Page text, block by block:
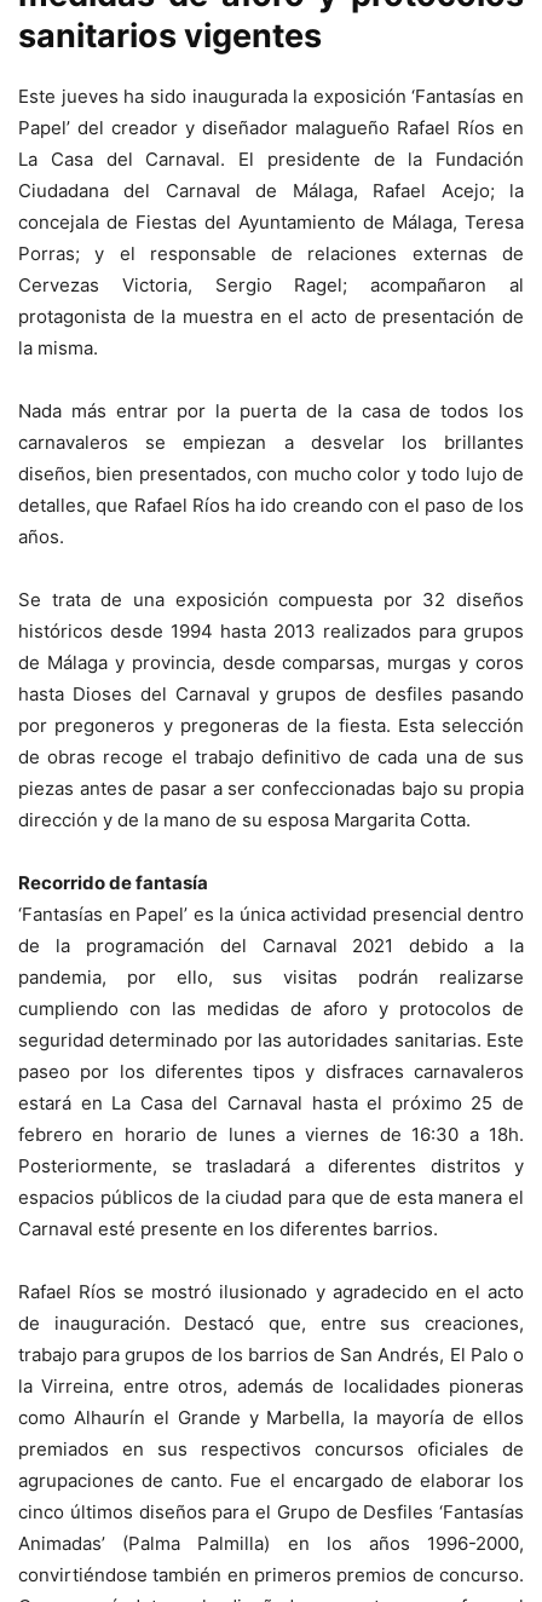
sanitarios vigentes
Este jueves ha sido inaugurada la exposición ‘Fantasías en
Papel’ del creador y diseñador malagueño Rafael Ríos en
La Casa del Carnaval. El presidente de la Fundación
Ciudadana del Carnaval de Málaga, Rafael Acejo; la
concejala de Fiestas del Ayuntamiento de Málaga, Teresa
Porras; y el responsable de relaciones externas de
Cervezas Victoria, Sergio Ragel; acompañaron al
protagonista de la muestra en el acto de presentación de
la misma.
Nada más entrar por la puerta de la casa de todos los
carnavaleros se empiezan a desvelar los brillantes
diseños, bien presentados, con mucho color y todo lujo de
detalles, que Rafael Ríos ha ido creando con el paso de los
años.
Se trata de una exposición compuesta por 32 diseños
históricos desde 1994 hasta 2013 realizados para grupos
de Málaga y provincia, desde comparsas, murgas y coros
hasta Dioses del Carnaval y grupos de desfiles pasando
por pregoneros y pregoneras de la fiesta. Esta selección
de obras recoge el trabajo definitivo de cada una de sus
piezas antes de pasar a ser confeccionadas bajo su propia
dirección y de la mano de su esposa Margarita Cotta.
Recorrido de fantasía
‘Fantasías en Papel’ es la única actividad presencial dentro
de la programación del Carnaval 2021 debido a la
pandemia, por ello, sus visitas podrán realizarse
cumpliendo con las medidas de aforo y protocolos de
seguridad determinado por las autoridades sanitarias. Este
paseo por los diferentes tipos y disfraces carnavaleros
estará en La Casa del Carnaval hasta el próximo 25 de
febrero en horario de lunes a viernes de 16:30 a 18h.
Posteriormente, se trasladará a diferentes distritos y
espacios públicos de la ciudad para que de esta manera el
Carnaval esté presente en los diferentes barrios.
Rafael Ríos se mostró ilusionado y agradecido en el acto
de inauguración. Destacó que, entre sus creaciones,
trabajo para grupos de los barrios de San Andrés, El Palo o
la Virreina, entre otros, además de localidades pioneras
como Alhaurín el Grande y Marbella, la mayoría de ellos
premiados en sus respectivos concursos oficiales de
agrupaciones de canto. Fue el encargado de elaborar los
cinco últimos diseños para el Grupo de Desfiles ‘Fantasías
Animadas’ (Palma Palmilla) en los años 1996-2000,
convirtiéndose también en primeros premios de concurso.